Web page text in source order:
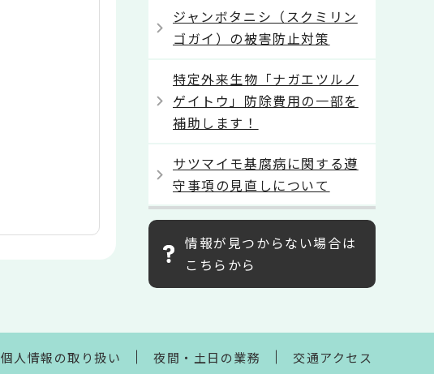
ジャンボタニシ（スクミリン
ゴガイ）の被害防止対策
特定外来生物「ナガエツルノ
ゲイトウ」防除費用の一部を
補助します！
サツマイモ基腐病に関する遵
守事項の見直しについて
情報が見つからない場合は
こちらから
個人情報の取り扱い 夜間・土日の業務 交通アクセス